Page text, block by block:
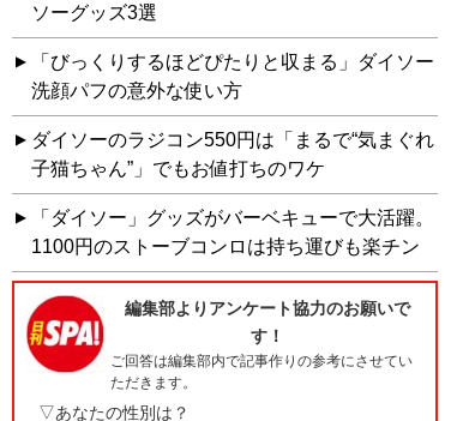
ソーグッズ3選
「びっくりするほどぴたりと収まる」ダイソー
洗顔パフの意外な使い方
ダイソーのラジコン550円は「まるで“気まぐれ
子猫ちゃん”」でもお値打ちのワケ
「ダイソー」グッズがバーベキューで大活躍。
1100円のストーブコンロは持ち運びも楽チン